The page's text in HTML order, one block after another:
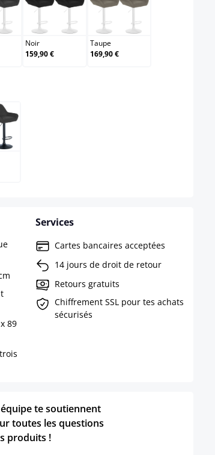
Noir
159,90 €
Taupe
169,90 €
89
Services
Cartes bancaires acceptées
14 jours de droit de retour
Retours gratuits
Chiffrement SSL pour tes achats
sécurisés
te soutiennent
toutes les questions
produits !